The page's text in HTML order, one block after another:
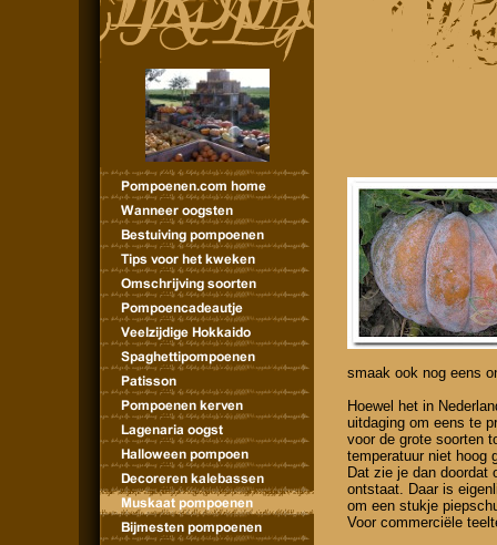
smaak ook nog eens
Hoewel het in
uitdaging om eens te
voor de grote soorten
temperatuur niet hoog
Dat zie je dan doordat
ontstaat. Daar is
om een stukje
Voor commerciële